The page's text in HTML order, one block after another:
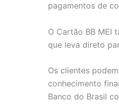
pagamentos de
O Cartão BB MEI
que leva direto
Os clientes
conhecimento
Banco do Brasil